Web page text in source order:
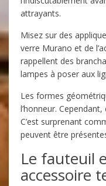
attrayants.
Misez sur des
verre Murano et de
rappellent des
lampes à poser aux
Les formes
l’honneur.
C’est surprenant
peuvent être
Le fauteuil
accessoire